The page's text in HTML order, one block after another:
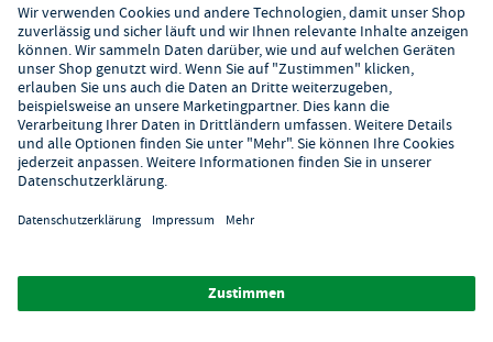
In den Warenkorb
Zur Merkliste hinzufügen